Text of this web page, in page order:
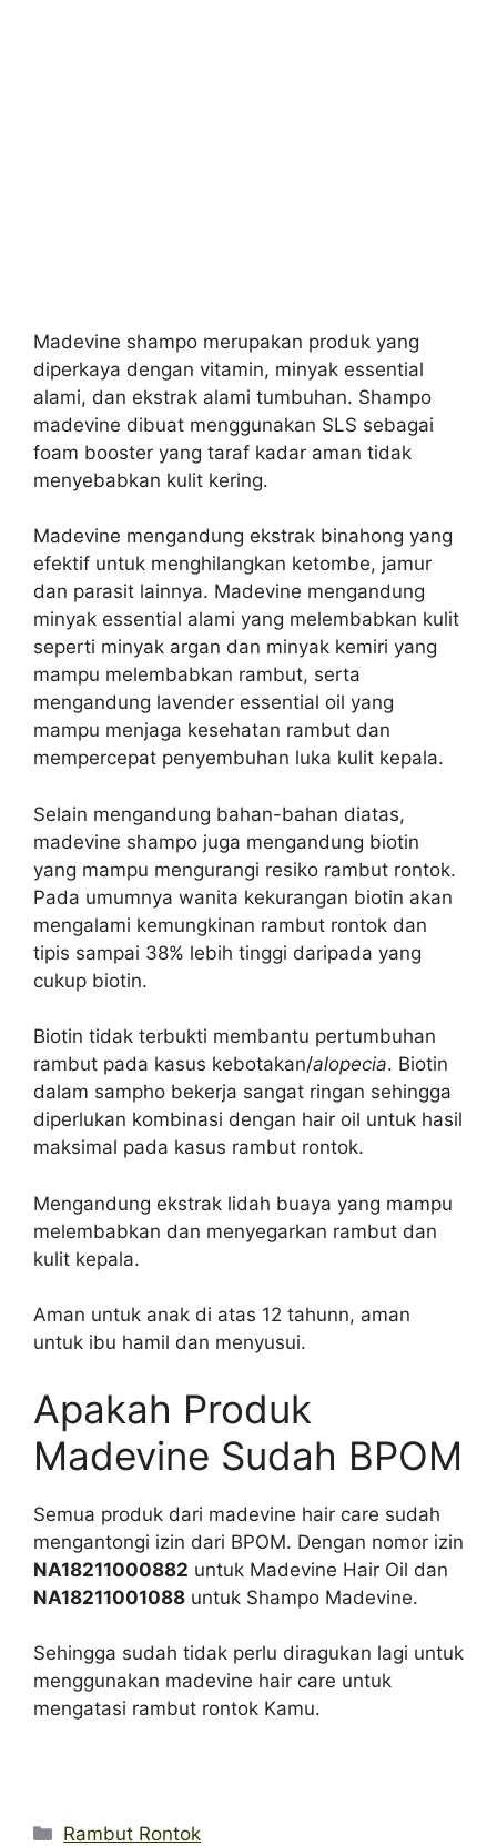
Madevine shampo merupakan produk yang
diperkaya dengan vitamin, minyak essential
alami, dan ekstrak alami tumbuhan. Shampo
madevine dibuat menggunakan SLS sebagai
foam booster yang taraf kadar aman tidak
menyebabkan kulit kering.
Madevine mengandung ekstrak binahong yang
efektif untuk menghilangkan ketombe, jamur
dan parasit lainnya. Madevine mengandung
minyak essential alami yang melembabkan kulit
seperti minyak argan dan minyak kemiri yang
mampu melembabkan rambut, serta
mengandung lavender essential oil yang
mampu menjaga kesehatan rambut dan
mempercepat penyembuhan luka kulit kepala.
Selain mengandung bahan-bahan diatas,
madevine shampo juga mengandung biotin
yang mampu mengurangi resiko rambut rontok.
Pada umumnya wanita kekurangan biotin akan
mengalami kemungkinan rambut rontok dan
tipis sampai 38% lebih tinggi daripada yang
cukup biotin.
Biotin tidak terbukti membantu pertumbuhan
rambut pada kasus kebotakan/alopecia. Biotin
dalam sampho bekerja sangat ringan sehingga
diperlukan kombinasi dengan hair oil untuk hasil
maksimal pada kasus rambut rontok.
Mengandung ekstrak lidah buaya yang mampu
melembabkan dan menyegarkan rambut dan
kulit kepala.
Aman untuk anak di atas 12 tahunn, aman
untuk ibu hamil dan menyusui.
Apakah Produk
Madevine Sudah BPOM
Semua produk dari madevine hair care sudah
mengantongi izin dari BPOM. Dengan nomor izin
NA18211000882 untuk Madevine Hair Oil dan
NA18211001088 untuk Shampo Madevine.
Sehingga sudah tidak perlu diragukan lagi untuk
menggunakan madevine hair care untuk
mengatasi rambut rontok Kamu.
Categories
Rambut Rontok